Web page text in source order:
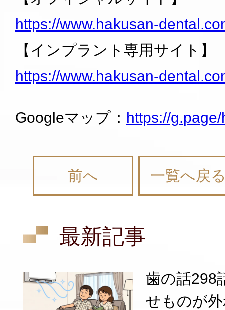
https://www.hakusan-
【インプラント専用サイト】
https://www.hakusan-
Googleマップ： https://
前へ 一覧へ戻
最新記事
歯の話298
せものが